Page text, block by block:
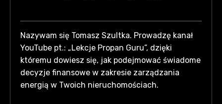
Nazywam się Tomasz Szultka. Prowadzę kanał
YouTube pt.: „Lekcje Propan Guru”, dzięki
któremu dowiesz się, jak podejmować świadome
decyzje finansowe w zakresie zarządzania
energią w Twoich nieruchomościach.